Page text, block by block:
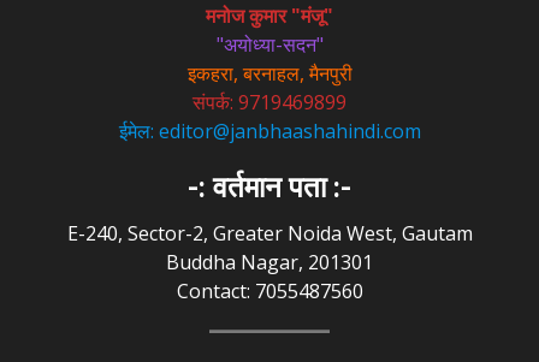
मनोज कुमार "मंजू"
"अयोध्या-सदन"
इकहरा, बरनाहल, मैनपुरी
संपर्क: 9719469899
ईमेल: editor@janbhaashahindi.com
-: वर्तमान पता :-
E-240, Sector-2, Greater Noida West, Gautam
Buddha Nagar, 201301
Contact: 7055487560